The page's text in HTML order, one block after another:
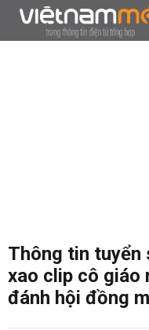
Thông tin tuyển
xao clip cô giáo
đánh hội đồng